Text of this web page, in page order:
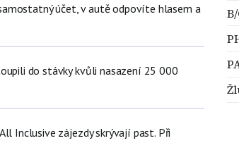
účet, v autě odpovíte hlasem a
do stávky kvůli nasazení 25 000
Inclusive zájezdy skrývají past. Při